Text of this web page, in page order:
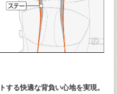
する快適な背負い心地を実現。